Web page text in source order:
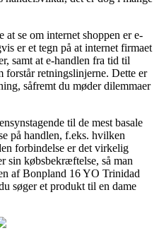
se om internet shoppen er e-
er et tegn på at internet firmaet
samt at e-handlen fra tid til
forstår retningslinjerne. Dette er
såfremt du møder dilemmaer
til de mest basale
på handlen, f.eks. hvilken
forbindelse er det virkelig
sin købsbekræftelse, så man
af Bonpland 16 YO Trinidad
søger et produkt til en dame